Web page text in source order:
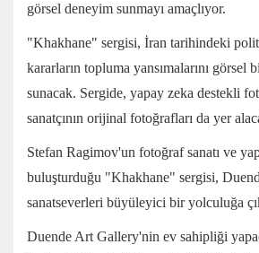
görsel deneyim sunmayı amaçlıyor.
"Khakhane" sergisi, İran tarihindeki
kararların topluma yansımalarını görsel
sunacak. Sergide, yapay zeka destekli
sanatçının orijinal fotoğrafları da yer
Stefan Ragimov'un fotoğraf sanatı ve
buluşturduğu "Khakhane" sergisi,
sanatseverleri büyüleyici bir yolculuğa
Duende Art Gallery'nin ev sahipliği